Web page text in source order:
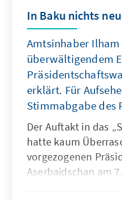
In Baku nichts
Amtsinhaber
überwältigendem
erklärt. Für
Stimmabgabe des
Der Auftakt in das
hatte kaum
vorgezogenen
Aserbaidschan am